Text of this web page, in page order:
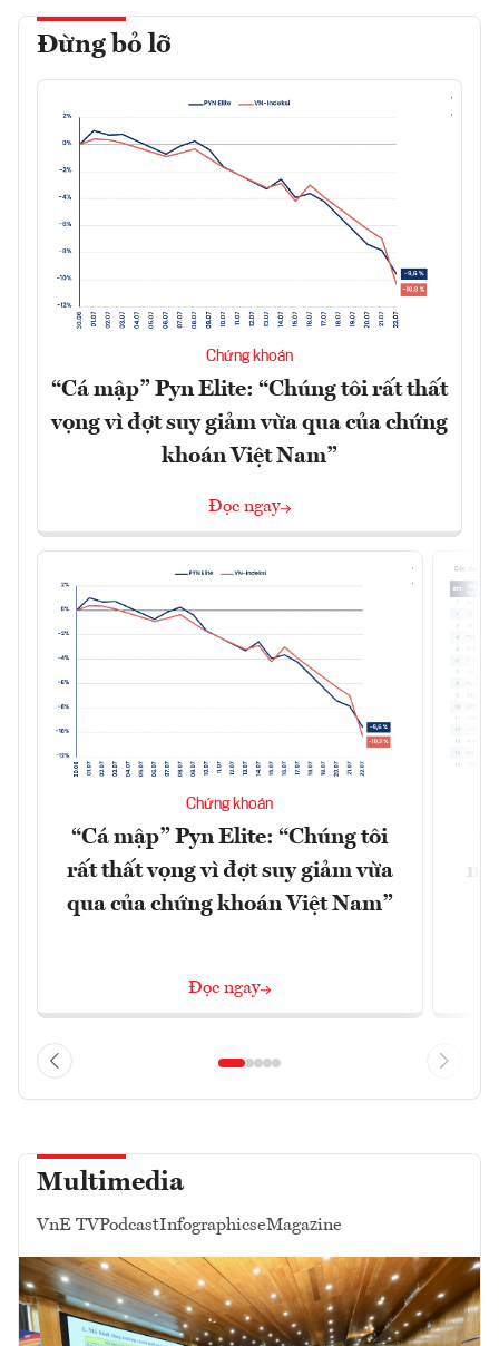
Đừng bỏ lỡ
Chứng khoán
“Cá mập” Pyn Elite: “Chúng tôi rất thất
vọng vì đợt suy giảm vừa qua của chứng
khoán Việt Nam”
Đọc ngay
Chứng khoán
“Cá mập” Pyn Elite: “Chúng tôi
rất thất vọng vì đợt suy giảm vừa
qua của chứng khoán Việt Nam”
Đọc ngay
Multimedia
VnE TVPodcastInfographicseMagazine